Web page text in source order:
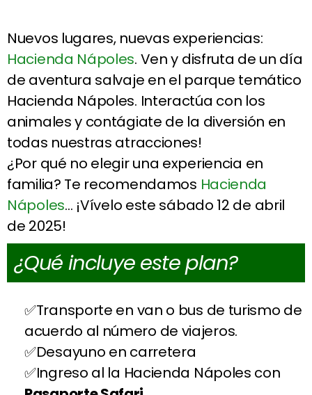
Nuevos lugares, nuevas experiencias:
Hacienda Nápoles. Ven y disfruta de un día
de aventura salvaje en el parque temático
Hacienda Nápoles. Interactúa con los
animales y contágiate de la diversión en
todas nuestras atracciones!
¿Por qué no elegir una experiencia en
familia? Te recomendamos Hacienda
Nápoles… ¡Vívelo este sábado 12 de abril
de 2025!
¿Qué incluye este plan?
Transporte en van o bus de turismo de
acuerdo al número de viajeros.
Desayuno en carretera
Ingreso al la Hacienda Nápoles con